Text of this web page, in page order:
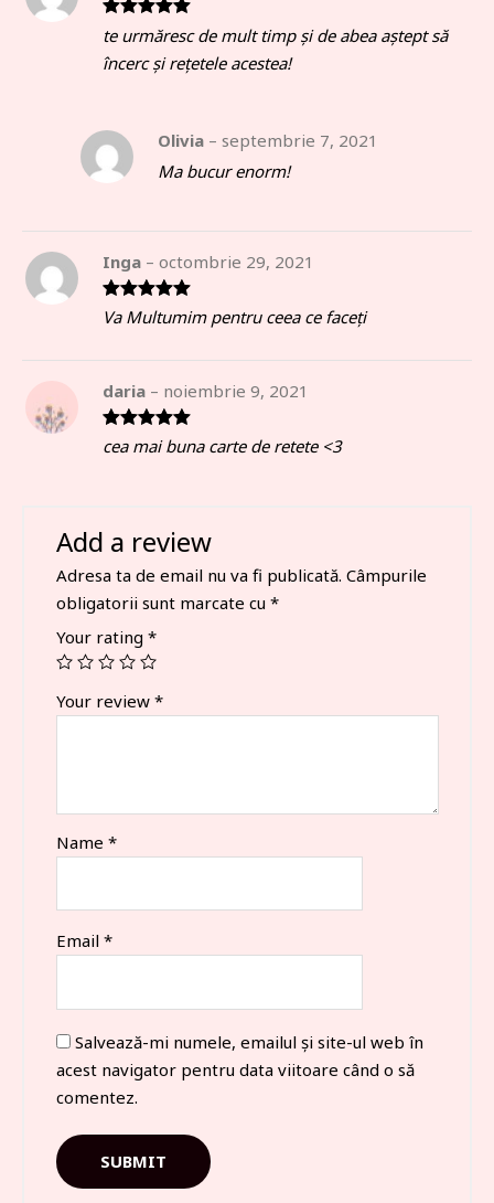
Rated5 out
of 5
te urmăresc de mult timp și de abea aștept să
încerc și rețetele acestea!
Olivia – septembrie 7, 2021
Ma bucur enorm!
Rated5out
of 5
Inga – octombrie 29, 2021
Va Multumim pentru ceea ce faceți
Rated5out
of 5
daria – noiembrie 9, 2021
cea mai buna carte de retete <3
Add a review
Adresa ta de email nu va fi publicată. Câmpurile
obligatorii sunt marcate cu *
Your rating *
Your review *
Name *
Email *
Salvează-mi numele, emailul și site-ul web în
acest navigator pentru data viitoare când o să
comentez.